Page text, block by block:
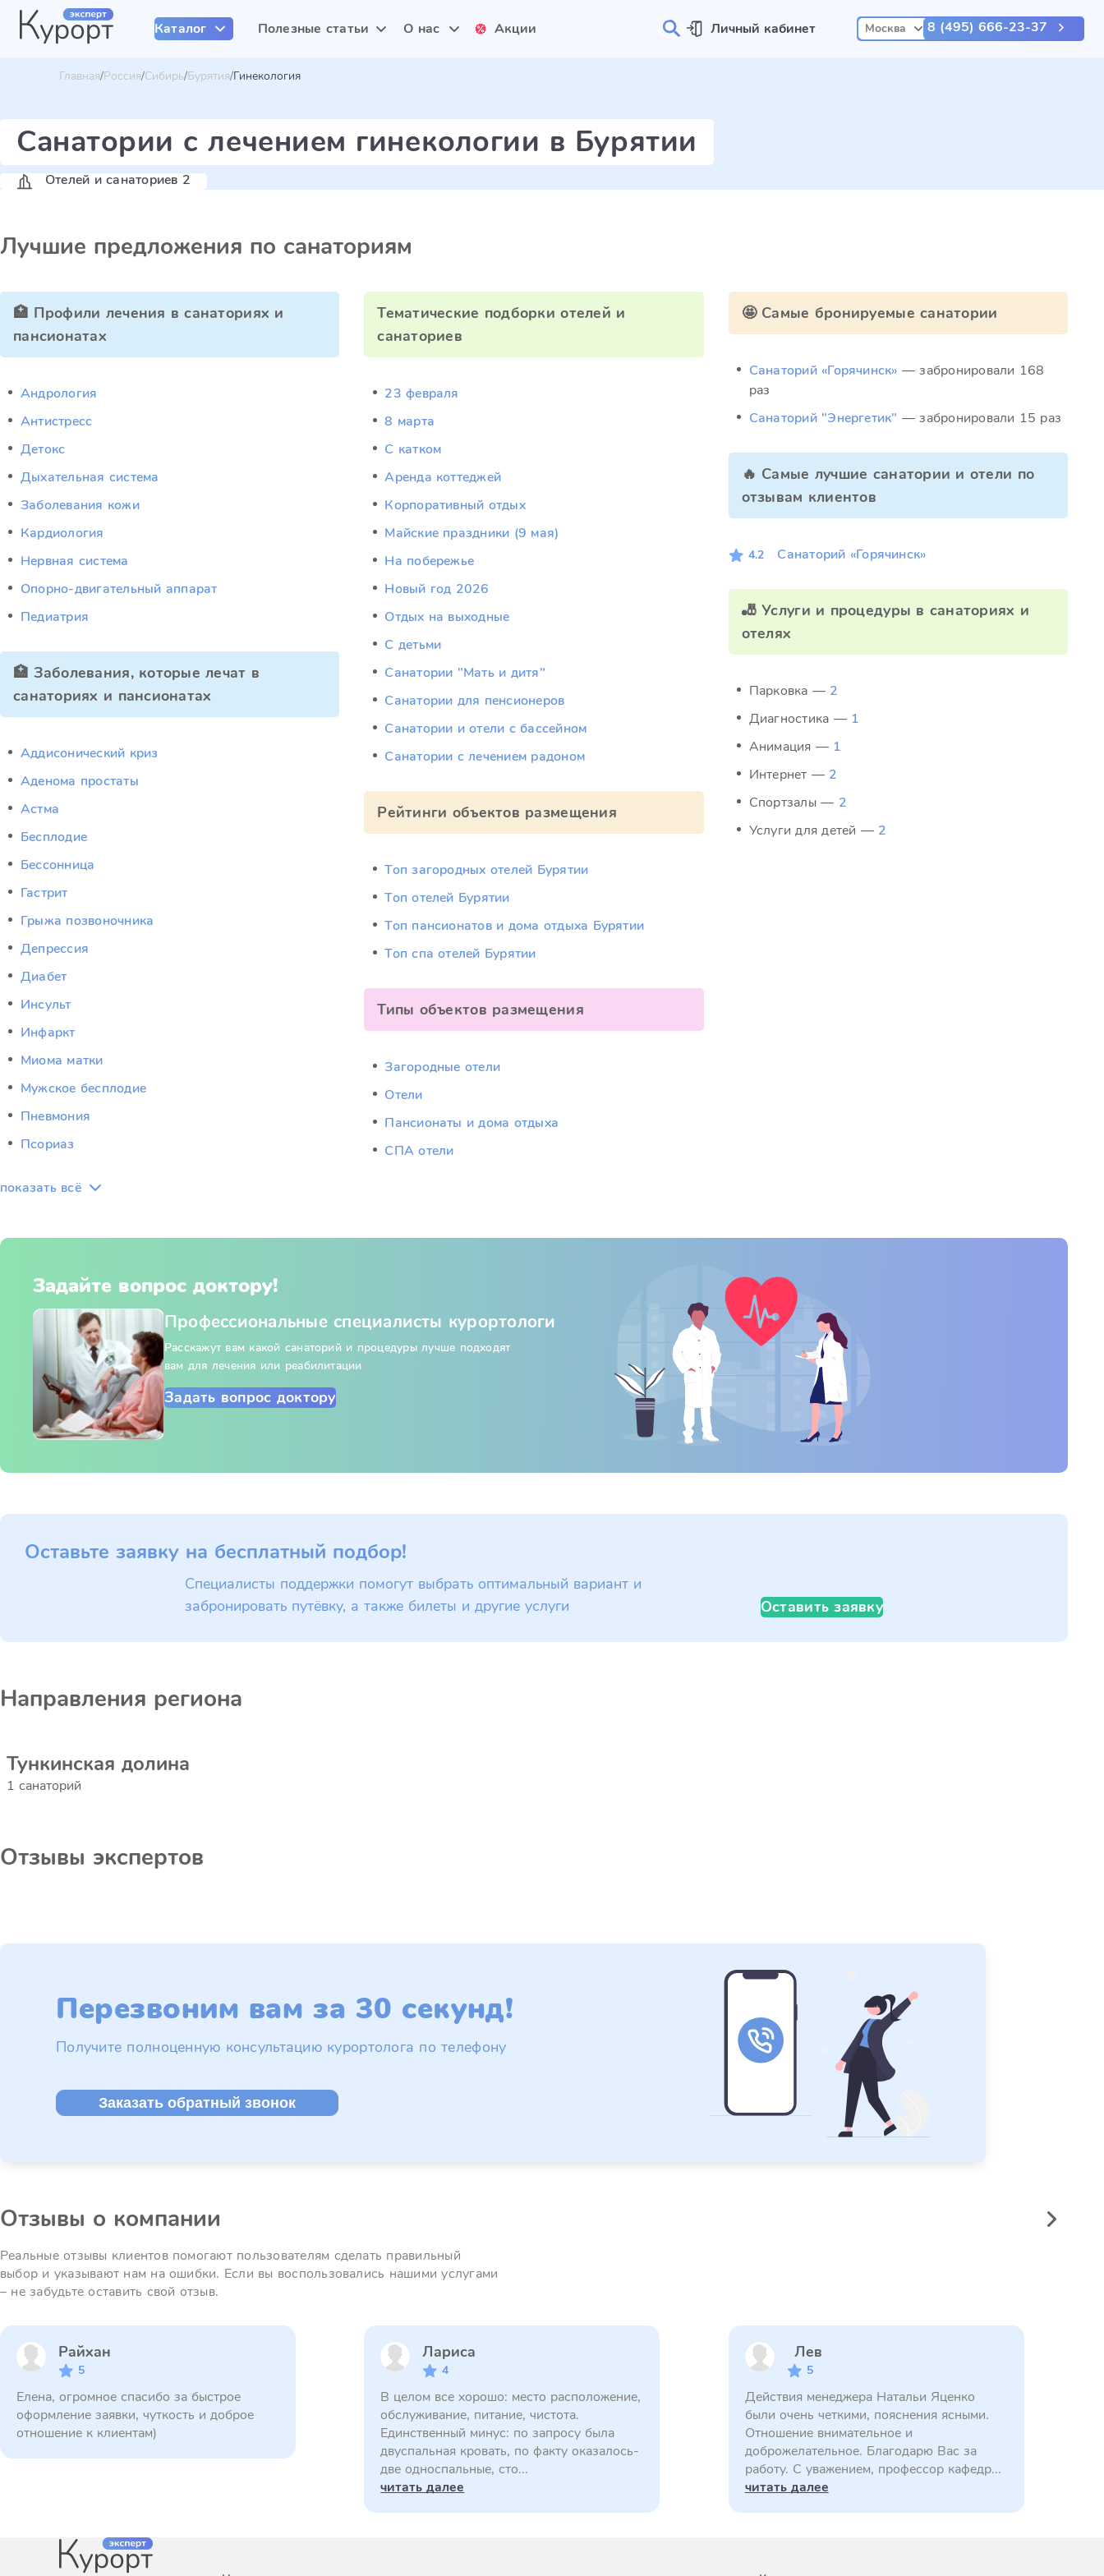
Каталог Полезные статьи О нас Акции Личный кабинет Москва 8 (495) 666-23-37
Главная Россия Сибирь Бурятия Гинекология
Санатории с лечением гинекологии в Бурятии
Отелей и санаториев 2
Лучшие предложения по санаториям
🏥 Профили лечения в санаториях и
пансионатах
Андрология
Антистресс
Детокс
Дыхательная система
Заболевания кожи
Кардиология
Нервная система
Опорно-двигательный аппарат
Педиатрия
🏥 Заболевания, которые лечат в
санаториях и пансионатах
Аддисонический криз
Аденома простаты
Астма
Бесплодие
Бессонница
Гастрит
Грыжа позвоночника
Депрессия
Диабет
Инсульт
Инфаркт
Миома матки
Мужское бесплодие
Пневмония
Псориаз
показать всё
Тематические подборки отелей и
санаториев
23 февраля
8 марта
C катком
Аренда коттеджей
Корпоративный отдых
Майские праздники (9 мая)
На побережье
Новый год 2026
Отдых на выходные
С детьми
Санатории "Мать и дитя"
Санатории для пенсионеров
Санатории и отели с бассейном
Санатории с лечением радоном
Рейтинги объектов размещения
Топ загородных отелей Бурятии
Топ отелей Бурятии
Топ пансионатов и дома отдыха Бурятии
Топ спа отелей Бурятии
Типы объектов размещения
Загородные отели
Отели
Пансионаты и дома отдыха
СПА отели
🤩 Самые бронируемые санатории
Санаторий «Горячинск» — забронировали 168
раз
Санаторий "Энергетик" — забронировали 15 раз
🔥 Самые лучшие санатории и отели по
отзывам клиентов
4.2 Санаторий «Горячинск»
🎳 Услуги и процедуры в санаториях и
отелях
Парковка — 2
Диагностика — 1
Анимация — 1
Интернет — 2
Спортзалы — 2
Услуги для детей — 2
Задайте вопрос доктору!
Профессиональные специалисты курортологи
Расскажут вам какой санаторий и процедуры лучше подходят
вам для лечения или реабилитации
Задать вопрос доктору
Оставьте заявку на бесплатный подбор!
Специалисты поддержки помогут выбрать оптимальный вариант и
забронировать путёвку, а также билеты и другие услуги
Оставить заявку
Направления региона
Тункинская долина
1 санаторий
Отзывы экспертов
Перезвоним вам за 30 секунд!
Получите полноценную консультацию курортолога по телефону
Заказать обратный звонок
Отзывы о компании
Реальные отзывы клиентов помогают пользователям сделать правильный
выбор и указывают нам на ошибки. Если вы воспользовались нашими услугами
– не забудьте оставить свой отзыв.
Райхан
5
Елена, огромное спасибо за быстрое
оформление заявки, чуткость и доброе
отношение к клиентам)
Лариса
4
В целом все хорошо: место расположение,
обслуживание, питание, чистота.
Единственный минус: по запросу была
двуспальная кровать, по факту оказалось-
две односпальные, сто...
читать далее
Лев
5
Действия менеджера Натальи Яценко
были очень четкими, пояснения ясными.
Отношение внимательное и
доброжелательное. Благодарю Вас за
работу. С уважением, профессор кафедр...
читать далее